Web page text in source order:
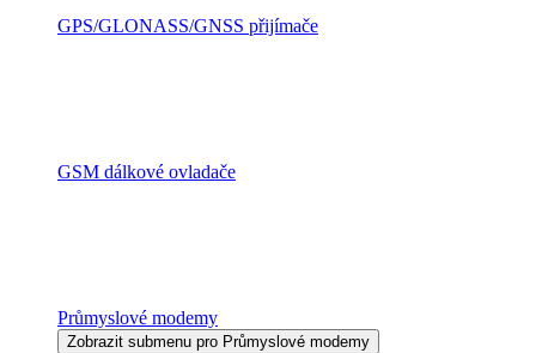
GPS/GLONASS/GNSS přijímače
GSM dálkové ovladače
Průmyslové modemy
Zobrazit submenu pro Průmyslové modemy